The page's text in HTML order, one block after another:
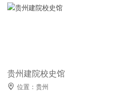
贵州建院校史馆
 位置：贵州